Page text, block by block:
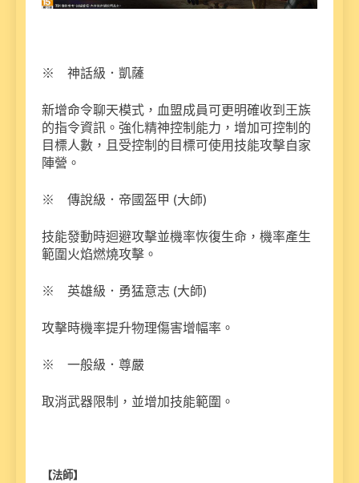
※ 神話級．凱薩
新增命令聊天模式，血盟成員可更明確收到王族
的指令資訊。強化精神控制能力，增加可控制的
目標人數，且受控制的目標可使用技能攻擊自家
陣營。
※ 傳說級．帝國盔甲 (大師)
技能發動時迴避攻擊並機率恢復生命，機率產生
範圍火焰燃燒攻擊。
※ 英雄級．勇猛意志 (大師)
攻擊時機率提升物理傷害增幅率。
※ 一般級．尊嚴
取消武器限制，並增加技能範圍。
【法師】